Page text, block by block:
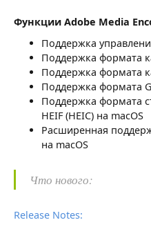
Функции Adobe Media
Поддержка
Поддержка формата
Поддержка формата
Поддержка формата
Поддержка формата
HEIF (HEIC) на macOS
Расширенная
на macOS
Что нового:
Release Notes: